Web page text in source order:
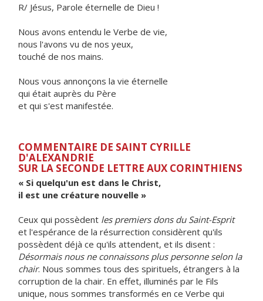
R/ Jésus, Parole éternelle de Dieu !
Nous avons entendu le Verbe de vie,
nous l'avons vu de nos yeux,
touché de nos mains.
Nous vous annonçons la vie éternelle
qui était auprès du Père
et qui s'est manifestée.
COMMENTAIRE DE SAINT CYRILLE
D'ALEXANDRIE
SUR LA SECONDE LETTRE AUX CORINTHIENS
« Si quelqu'un est dans le Christ,
il est une créature nouvelle »
Ceux qui possèdent les premiers dons du Saint-Esprit
et l'espérance de la résurrection considèrent qu'ils
possèdent déjà ce qu'ils attendent, et ils disent :
Désormais nous ne connaissons plus personne selon la
chair. Nous sommes tous des spirituels, étrangers à la
corruption de la chair. En effet, illuminés par le Fils
unique, nous sommes transformés en ce Verbe qui